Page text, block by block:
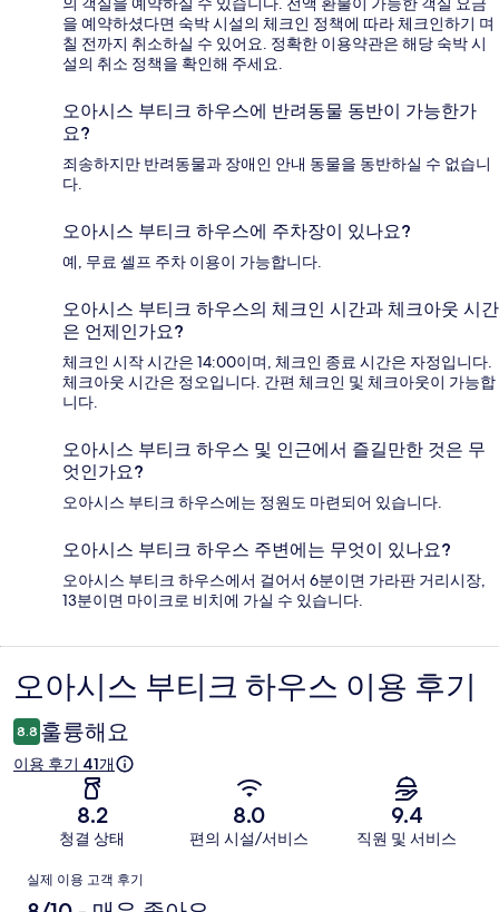
을 예약하셨다면 숙박 시설의 체크인 정책에 따라 체크인하기 며
칠 전까지 취소하실 수 있어요. 정확한 이용약관은 해당 숙박 시
설의 취소 정책을 확인해 주세요.
오아시스 부티크 하우스에 반려동물 동반이 가능한가
요?
죄송하지만 반려동물과 장애인 안내 동물을 동반하실 수 없습니
다.
오아시스 부티크 하우스에 주차장이 있나요?
예, 무료 셀프 주차 이용이 가능합니다.
오아시스 부티크 하우스의 체크인 시간과 체크아웃 시간
은 언제인가요?
체크인 시작 시간은 14:00이며, 체크인 종료 시간은 자정입니다.
체크아웃 시간은 정오입니다. 간편 체크인 및 체크아웃이 가능합
니다.
오아시스 부티크 하우스 및 인근에서 즐길만한 것은 무
엇인가요?
오아시스 부티크 하우스에는 정원도 마련되어 있습니다.
오아시스 부티크 하우스 주변에는 무엇이 있나요?
오아시스 부티크 하우스에서 걸어서 6분이면 가라판 거리시장,
13분이면 마이크로 비치에 가실 수 있습니다.
이
용
후
오아시스 부티크 하우스 이용 후기
8.8 훌륭해요
이용 후기 41개
8.2
청결 상태
8.0
편의 시설/서비스
9.4
직원 및 서비스
이
실제 이용 고객 후기